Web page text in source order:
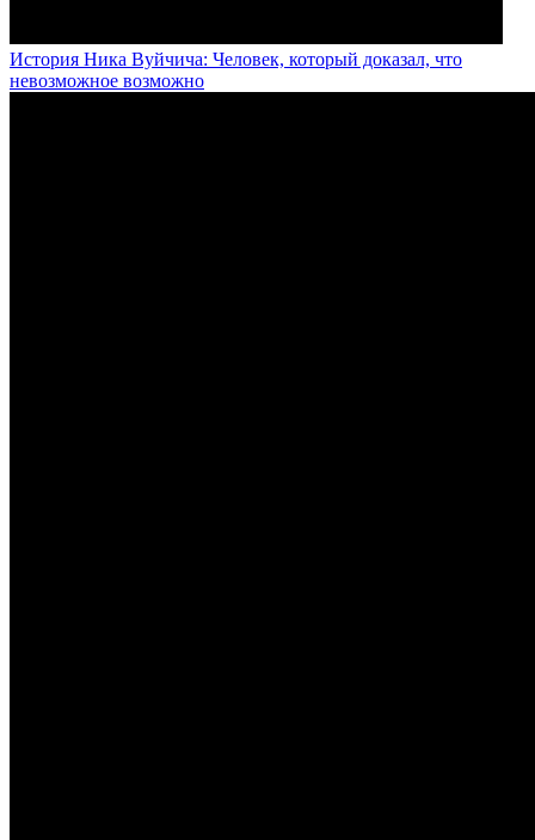
История Ника Вуйчича: Человек, который доказал, что
невозможное возможно